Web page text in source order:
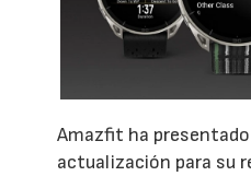
Amazfit ha
actualización para su